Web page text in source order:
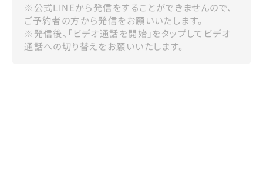
※公式LINEから発信をすることができませんので、
ご予約者の方から発信をお願いいたします。
※発信後、「ビデオ通話を開始」をタップしてビデオ
通話への切り替えをお願いいたします。